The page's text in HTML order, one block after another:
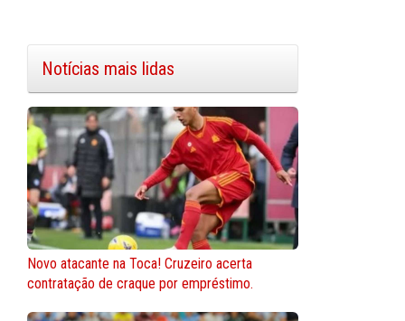
Notícias mais lidas
Novo atacante na Toca! Cruzeiro acerta
contratação de craque por empréstimo.